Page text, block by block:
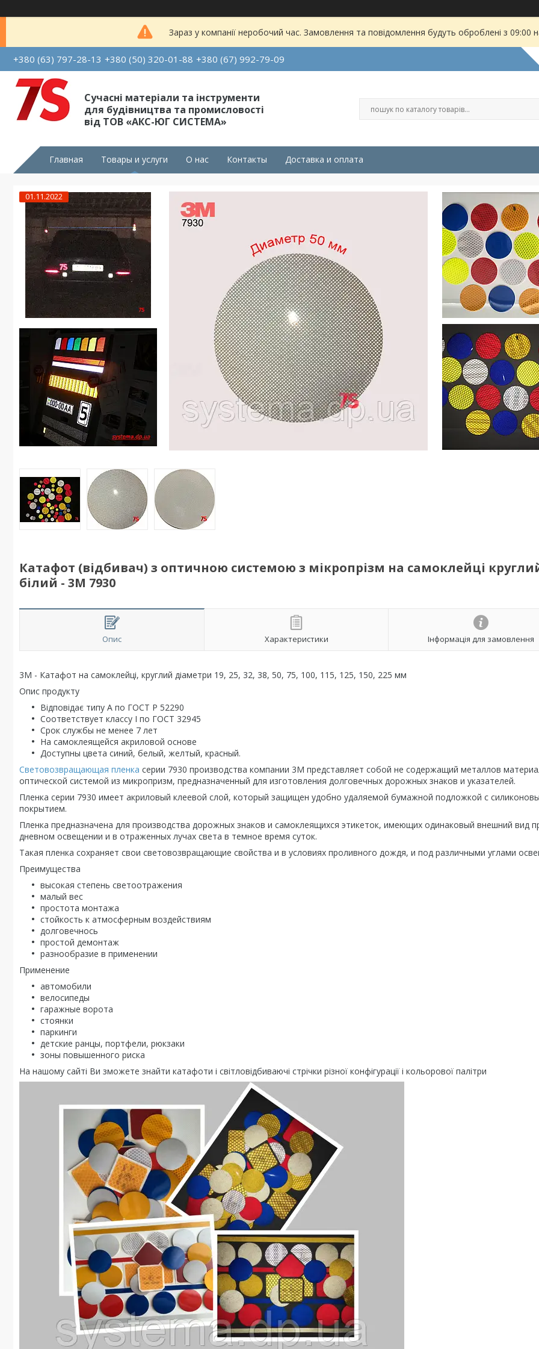
Зараз у компанії неробочий час. Замовлення та повідомлення будуть оброблені з
+380 (63) 797-28-13 +380 (50) 320-01-88 +380 (67) 992-79-09
Сучасні матеріали та інструменти
для будівництва та промисловості
від ТОВ «АКС-ЮГ СИСТЕМА»
Главная Товары и услуги О нас Контакты Доставка и оплата
01.11.2022
Катафот (відбивач) з оптичною системою з мікропрізм на самоклейці
білий - 3M 7930
Опис Характеристики Інформація для замовлення
3М - Катафот на самоклейці, круглий діаметри 19, 25, 32, 38, 50, 75, 100, 115, 125, 150, 225 мм
Опис продукту
Відповідає типу А по ГОСТ Р 52290
Соответствует классу I по ГОСТ 32945
Срок службы не менее 7 лет
На самоклеящейся акриловой основе
Доступны цвета синий, белый, желтый, красный.
Световозвращающая пленка серии 7930 производства компании 3М представляет собой не содержащий металлов
оптической системой из микропризм, предназначенный для изготовления долговечных дорожных знаков и указателей.
Пленка серии 7930 имеет акриловый клеевой слой, который защищен удобно удаляемой бумажной подложкой с
покрытием.
Пленка предназначена для производства дорожных знаков и самоклеящихся этикеток, имеющих одинаковый внешний вид
дневном освещении и в отраженных лучах света в темное время суток.
Такая пленка сохраняет свои световозвращающие свойства и в условиях проливного дождя, и под различными углами
Преимущества
высокая степень светоотражения
малый вес
простота монтажа
стойкость к атмосферным воздействиям
долговечнось
простой демонтаж
разнообразие в применении
Применение
автомобили
велосипеды
гаражные ворота
стоянки
паркинги
детские ранцы, портфели, рюкзаки
зоны повышенного риска
На нашому сайті Ви зможете знайти катафоти і світловідбиваючі стрічки різної конфігурації і кольорової палітри